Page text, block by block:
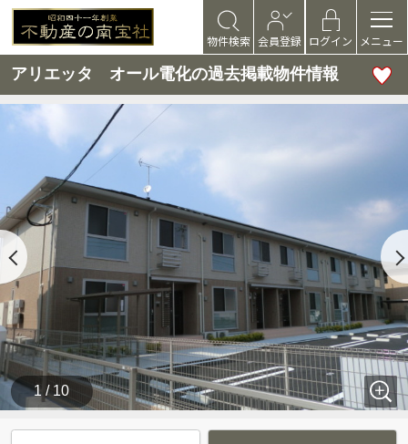
物件検索 会員登録 ログイン メニュー
アリエッタ オール電化の過去掲載物件情報
1 / 10